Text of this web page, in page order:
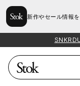
新作やセール情報